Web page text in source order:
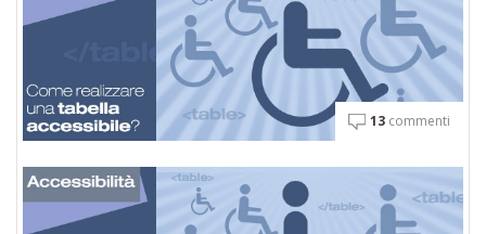
13 commenti